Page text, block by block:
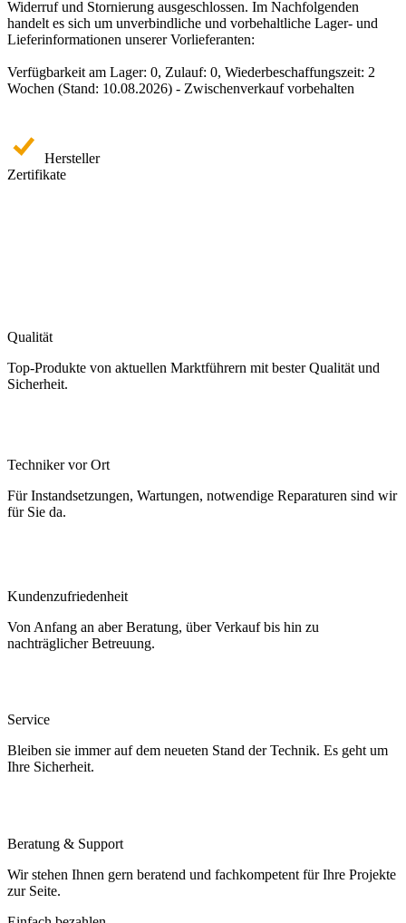
Widerruf und Stornierung ausgeschlossen. Im Nachfolgenden
handelt es sich um unverbindliche und vorbehaltliche Lager- und
Lieferinformationen unserer Vorlieferanten:
Verfügbarkeit am Lager: 0, Zulauf: 0, Wiederbeschaffungszeit: 2
Wochen (Stand: 10.08.2026) - Zwischenverkauf vorbehalten
Hersteller
Zertifikate
Qualität
Top-Produkte von aktuellen Marktführern mit bester Qualität und
Sicherheit.
Techniker vor Ort
Für Instandsetzungen, Wartungen, notwendige Reparaturen sind wir
für Sie da.
Kundenzufriedenheit
Von Anfang an aber Beratung, über Verkauf bis hin zu
nachträglicher Betreuung.
Service
Bleiben sie immer auf dem neueten Stand der Technik. Es geht um
Ihre Sicherheit.
Beratung & Support
Wir stehen Ihnen gern beratend und fachkompetent für Ihre Projekte
zur Seite.